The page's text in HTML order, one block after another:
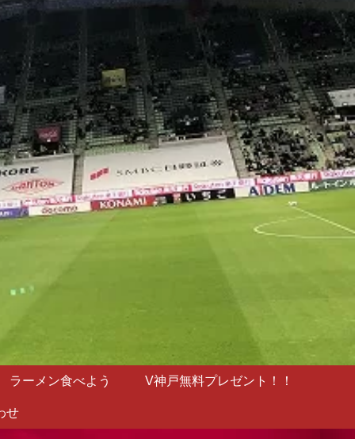
ラーメン食べよう V神戸無料プレゼント！！
せ